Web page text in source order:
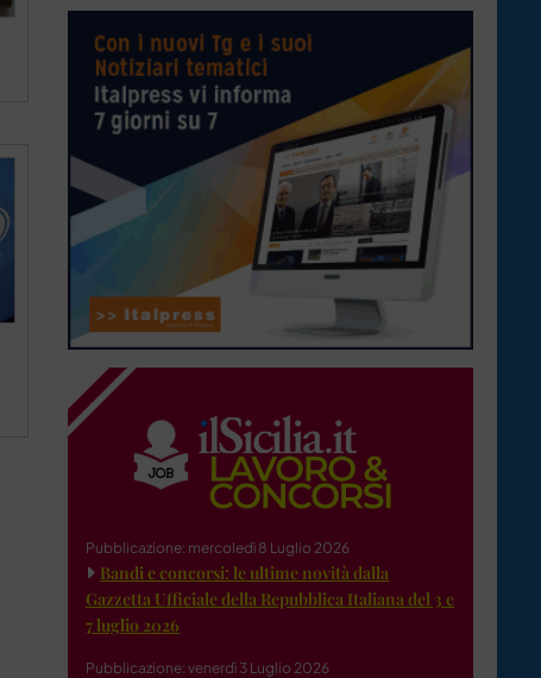
Pubblicazione: mercoledì 8 Luglio 2026
Bandi e concorsi: le ultime novità dalla
Gazzetta Ufficiale della Repubblica Italiana del 3 e
7 luglio 2026
Pubblicazione: venerdì 3 Luglio 2026